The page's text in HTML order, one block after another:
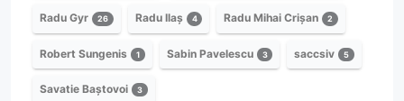
Radu Gyr 26 Radu Ilaș 4 Radu Mihai Crișan 2
Robert Sungenis 1 Sabin Pavelescu 3 saccsiv 5
Savatie Baștovoi 3